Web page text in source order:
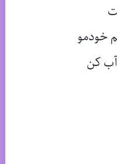
خودمو
آب کن